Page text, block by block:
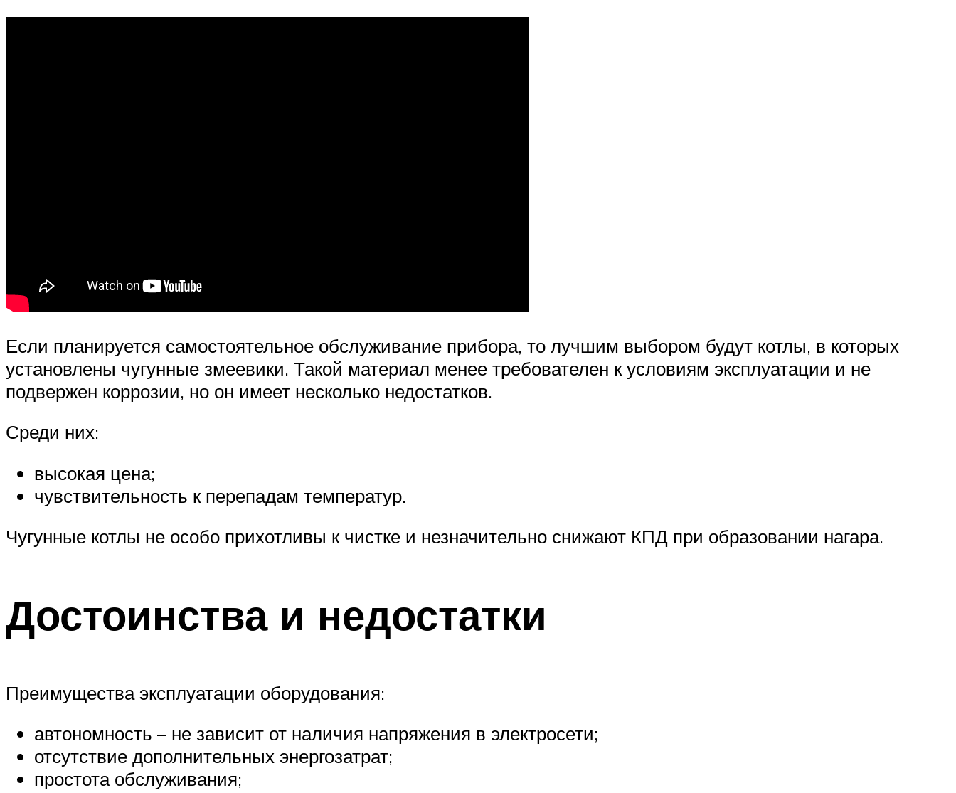
Если планируется самостоятельное обслуживание прибора, то лучшим выбором будут котлы, в которых
установлены чугунные змеевики. Такой материал менее требователен к условиям эксплуатации и не
подвержен коррозии, но он имеет несколько недостатков.
Среди них:
высокая цена;
чувствительность к перепадам температур.
Чугунные котлы не особо прихотливы к чистке и незначительно снижают КПД при образовании нагара.
Достоинства и недостатки
Преимущества эксплуатации оборудования:
автономность – не зависит от наличия напряжения в электросети;
отсутствие дополнительных энергозатрат;
простота обслуживания;